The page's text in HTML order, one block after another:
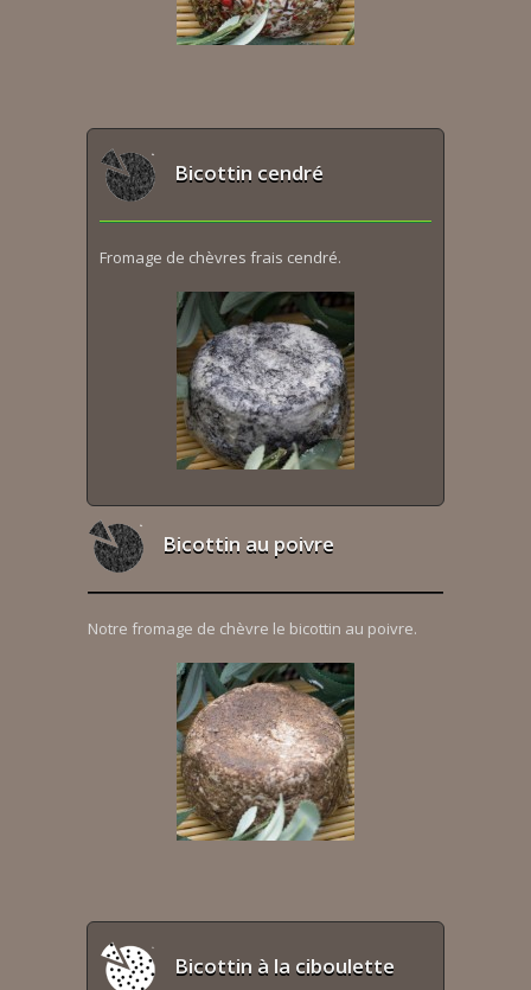
Bicottin cendré
Fromage de chèvres frais cendré.
Bicottin au poivre
Notre fromage de chèvre le bicottin au poivre.
Bicottin à la ciboulette